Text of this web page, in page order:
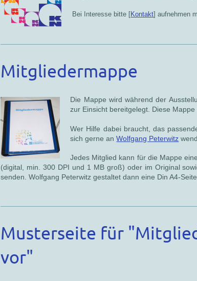
Bei Interesse bitte [Kontakt] aufnehmen
Mitgliedermappe
Die Mappe wird während der
zur Einsicht bereitgelegt. Diese Mappe
Wer Hilfe dabei braucht, das
sich gerne anWolfgang Peterwitz
Jedes Mitglied kann für die Mappe
(digital, min. 300 DPI und 1 MB groß) oder im Original
senden. Wolfgang Peterwitz gestaltet dann eine Din A4-Seite.
Musterseite für
vor"